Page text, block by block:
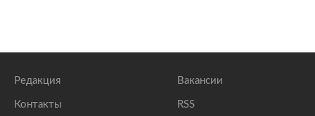
Редакция
Контакты
Вакансии
RSS